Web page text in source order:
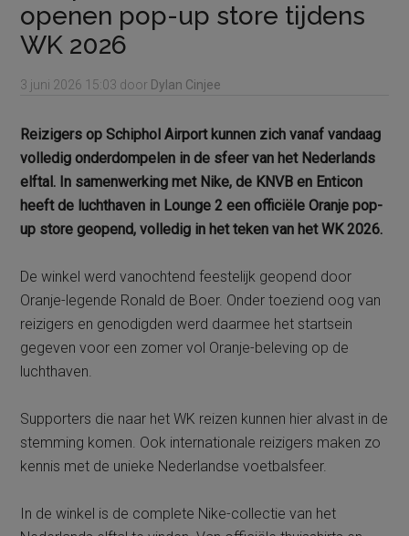
openen pop-up store tijdens
WK 2026
3 juni 2026 15:03 door Dylan Cinjee
Reizigers op Schiphol Airport kunnen zich vanaf vandaag
volledig onderdompelen in de sfeer van het Nederlands
elftal. In samenwerking met Nike, de KNVB en Enticon
heeft de luchthaven in Lounge 2 een officiële Oranje pop-
up store geopend, volledig in het teken van het WK 2026.
De winkel werd vanochtend feestelijk geopend door
Oranje-legende Ronald de Boer. Onder toeziend oog van
reizigers en genodigden werd daarmee het startsein
gegeven voor een zomer vol Oranje-beleving op de
luchthaven.
Supporters die naar het WK reizen kunnen hier alvast in de
stemming komen. Ook internationale reizigers maken zo
kennis met de unieke Nederlandse voetbalsfeer.
In de winkel is de complete Nike-collectie van het